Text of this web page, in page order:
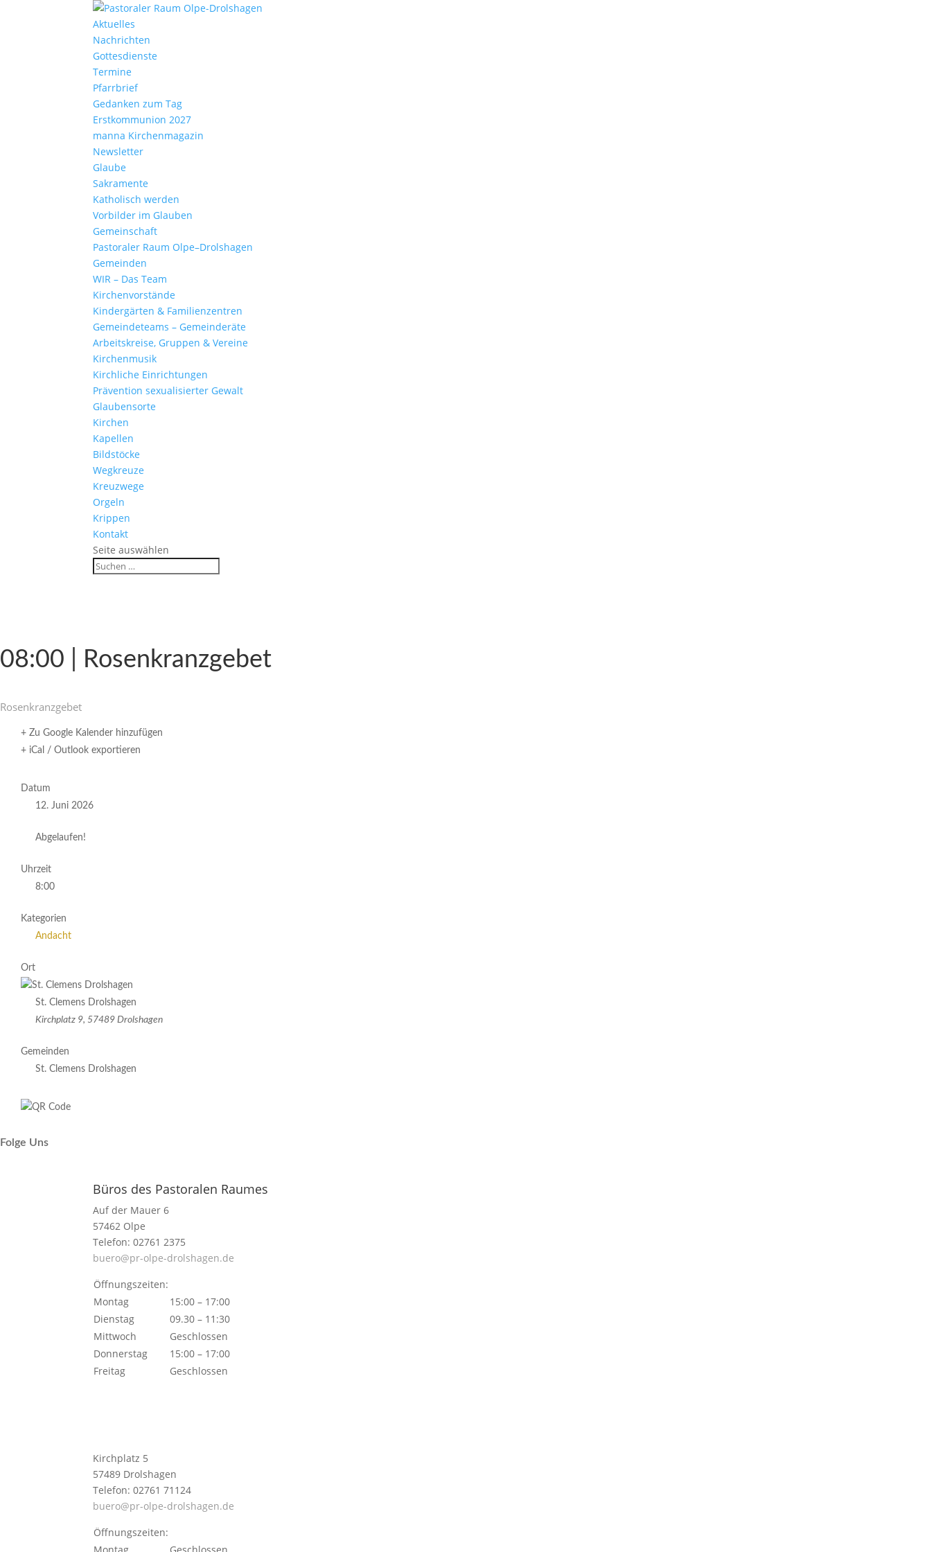
Aktu­elles
Nach­richten
Gottes­dienste
Termine
Pfarr­brief
Gedanken zum Tag
Erst­kom­mu­nion 2027
manna Kirchen­ma­gazin
News­letter
Glaube
Sakra­mente
Katho­lisch werden
Vorbilder im Glauben
Gemein­schaft
Pasto­raler Raum Olpe–Drolshagen
Gemeinden
WIR – Das Team
Kirchen­vor­stände
Kinder­gärten & Familienzentren
Gemein­de­teams – Gemeinderäte
Arbeits­kreise, Gruppen & Vereine
Kirchen­musik
Kirch­liche Einrichtungen
Präven­tion sexua­li­sierter Gewalt
Glau­ben­s­orte
Kirchen
Kapellen
Bild­stöcke
Wegkreuze
Kreuz­wege
Orgeln
Krippen
Kontakt
Seite auswählen
08:00 | Rosenkranzgebet
Rosen­kranz­gebet
+ Zu Google Kalender hinzufügen
+ iCal / Outlook exportieren
Datum
12. Juni 2026
Abgelaufen!
Uhrzeit
8:00
Kategorien
Andacht
Ort
St. Clemens Drolshagen
Kirchplatz 9, 57489 Drolshagen
Gemeinden
St. Clemens Drolshagen
Folge Uns
Büros des Pastoralen Raumes
Auf der Mauer 6
57462 Olpe
Telefon: 02761 2375
buero@pr-olpe-drolshagen.de
Öffnungszeiten:
Montag
15:00 – 17:00
Dienstag
09.30 – 11:30
Mittwoch
Geschlossen
Donnerstag
15:00 – 17:00
Freitag
Geschlossen
Kirchplatz 5
57489 Drolshagen
Telefon: 02761 71124
buero@pr-olpe-drolshagen.de
Öffnungszeiten: